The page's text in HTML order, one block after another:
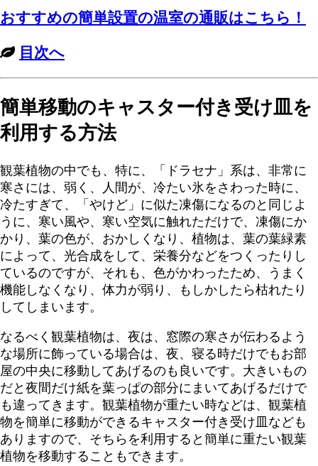
おすすめの簡単設置の温室の通販はこちら！
目次へ
簡単移動のキャスター付き受け皿を
利用する方法
観葉植物の中でも、特に、「ドラセナ」系は、非常に
寒さには、弱く、人間が、冷たい氷をさわった時に、
冷たすぎて、「やけど」に似た凍傷になるのと同じよ
うに、寒い風や、寒い空気に触れただけで、凍傷にか
かり、葉の色が、おかしくなり、植物は、葉の葉緑素
によって、光合成をして、栄養分などをつくったりし
ているのですが、それも、色がかわったため、うまく
機能しなくなり、体力が弱り、もしかしたら枯れたり
してしまいます。
なるべく観葉植物は、夜は、窓際の寒さが伝わるよう
な場所に飾っている場合は、夜、寝る時だけでもお部
屋の中央に移動してあげるのも良いです。大きいもの
だと夜間だけ紙を葉っぱの部分にまいてあげるだけで
も違ってきます。観葉植物が重たい時などは、観葉植
物を簡単に移動ができるキャスター付き受け皿なども
ありますので、そちらを利用すると簡単に重たい観葉
植物を移動することもできます。